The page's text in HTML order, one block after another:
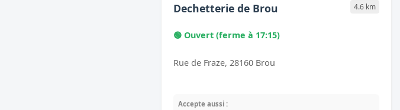
Dechetterie de Brou 4.6 km
🟢 Ouvert (ferme à 17:15)
Rue de Fraze, 28160 Brou
Accepte aussi :